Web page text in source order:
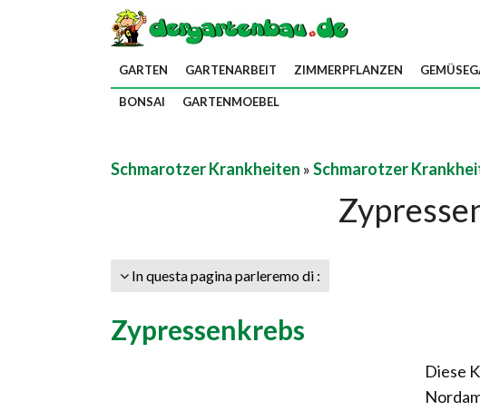
GARTEN GARTENARBEIT ZIMMERPFLANZEN
BONSAI GARTENMOEBEL
Schmarotzer Krankheiten »Schmarotzer
In questa pagina parleremo di :
Zypressenkrebs
Diese